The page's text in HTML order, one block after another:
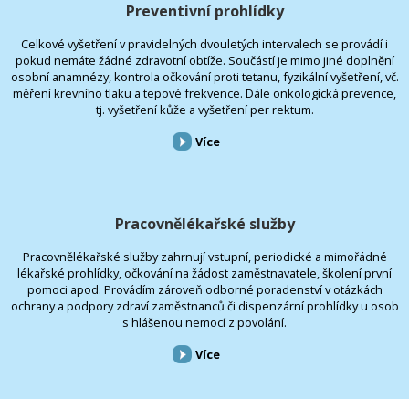
Preventivní prohlídky
Celkové vyšetření v pravidelných dvouletých intervalech se provádí i
pokud nemáte žádné zdravotní obtíže. Součástí je mimo jiné doplnění
osobní anamnézy, kontrola očkování proti tetanu, fyzikální vyšetření, vč.
měření krevního tlaku a tepové frekvence. Dále onkologická prevence,
tj. vyšetření kůže a vyšetření per rektum.
Více
Pracovnělékařské služby
Pracovnělékařské služby zahrnují vstupní, periodické a mimořádné
lékařské prohlídky, očkování na žádost zaměstnavatele, školení první
pomoci apod. Provádím zároveň odborné poradenství v otázkách
ochrany a podpory zdraví zaměstnanců či dispenzární prohlídky u osob
s hlášenou nemocí z povolání.
Více